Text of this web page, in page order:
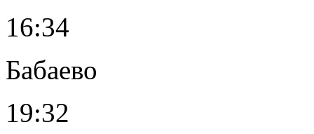
16:34
Бабаево
19:32